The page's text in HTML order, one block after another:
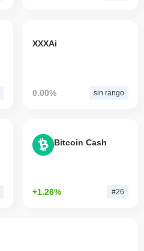
XXXAi
0.00% sin rango
Bitcoin Cash
+1.26% #26